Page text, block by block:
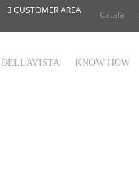
Català
CUSTOMER AREA
BELLAVISTA KNOW HOW